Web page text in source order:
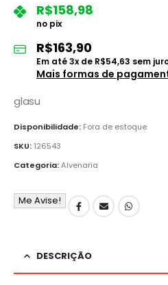
R$158,98
no pix
R$163,90
Em até3x de R$54,63 sem
Mais formas de
glasu
Disponibilidade: Fora de estoque
SKU: 126543
Categoria:Alvenaria
Me Avise!
DESCRIÇÃO